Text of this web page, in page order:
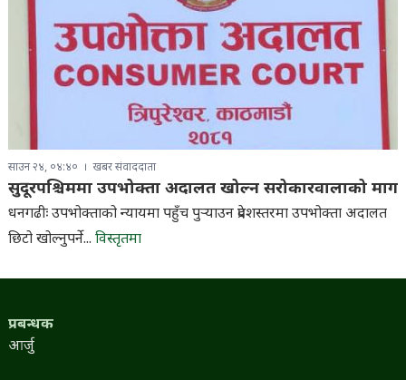
साउन २४, ०४:४० खबर संवाददाता
सुदूरपश्चिममा उपभोक्ता अदालत खोल्न सरोकारवालाको माग
धनगढीः उपभोक्ताको न्यायमा पहुँच पुर्‍याउन प्रदेशस्तरमा उपभोक्ता अदालत
छिटो खोल्नुपर्ने... विस्तृतमा
प्रबन्धक
आर्जु